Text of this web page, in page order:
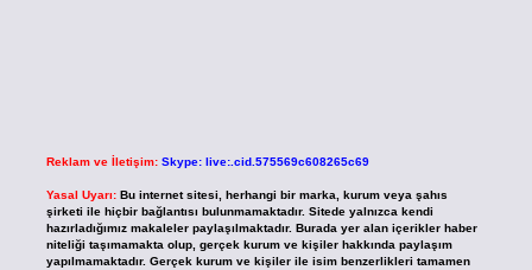
Reklam ve İletişim: Skype: live:.cid.575569c608265c69
Yasal Uyarı: Bu internet sitesi, herhangi bir marka, kurum veya şahıs
şirketi ile hiçbir bağlantısı bulunmamaktadır. Sitede yalnızca kendi
hazırladığımız makaleler paylaşılmaktadır. Burada yer alan içerikler haber
niteliği taşımamakta olup, gerçek kurum ve kişiler hakkında paylaşım
yapılmamaktadır. Gerçek kurum ve kişiler ile isim benzerlikleri tamamen